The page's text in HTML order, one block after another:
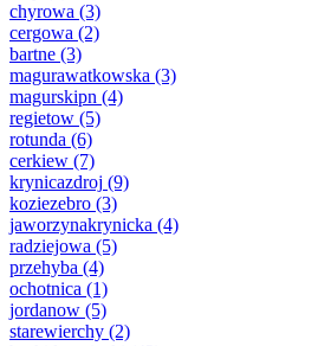
chyrowa (3)
cergowa (2)
bartne (3)
magurawatkowska (3)
magurskipn (4)
regietow (5)
rotunda (6)
cerkiew (7)
krynicazdroj (9)
koziezebro (3)
jaworzynakrynicka (4)
radziejowa (5)
przehyba (4)
ochotnica (1)
jordanow (5)
starewierchy (2)